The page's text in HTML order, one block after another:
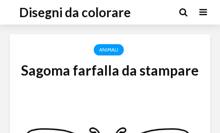
Disegni da colorare
ANIMALI
Sagoma farfalla da stampare